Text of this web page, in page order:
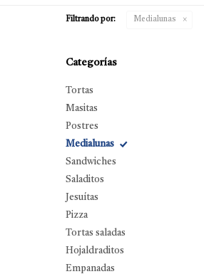
Filtrando por: Medialunas
Categorías
Tortas
Masitas
Postres
Medialunas
Sandwiches
Saladitos
Jesuítas
Pizza
Tortas saladas
Hojaldraditos
Empanadas